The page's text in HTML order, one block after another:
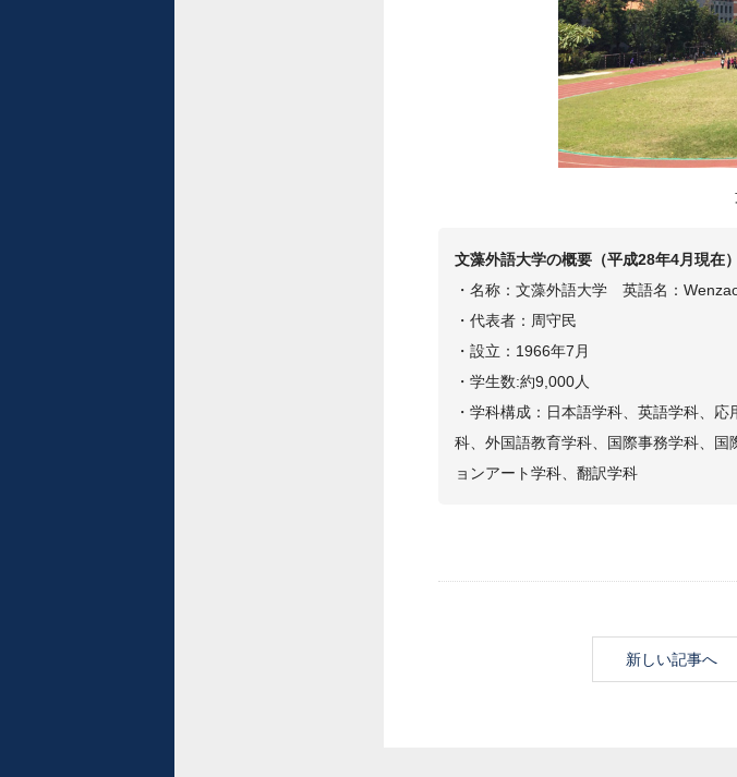
文藻外語大学の概要（平成28年4月現在）
・名称：文藻外語大学 英語名：
・代表者：周守民
・設立：1966年7月
・学生数:約9,000人
・学科構成：日本語学科、英語学科、
科、外国語教育学科、国際事務学科、
ョンアート学科、翻訳学科
新しい記事へ